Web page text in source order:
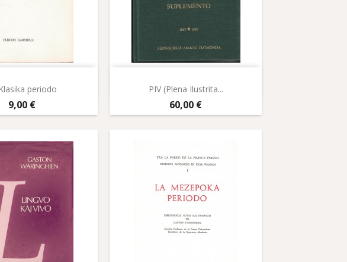
periodo
Prix
9,00 €
PIV (Plena Ilustrita...
Prix
60,00 €